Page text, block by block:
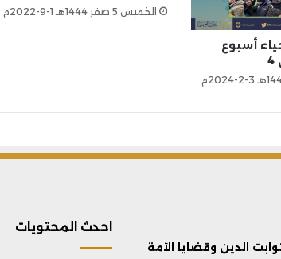
أسبوع
الخميس 5 صفر 1444هـ 1-9-2022م
الدين وقضايا الأمة
احدث المحتويات